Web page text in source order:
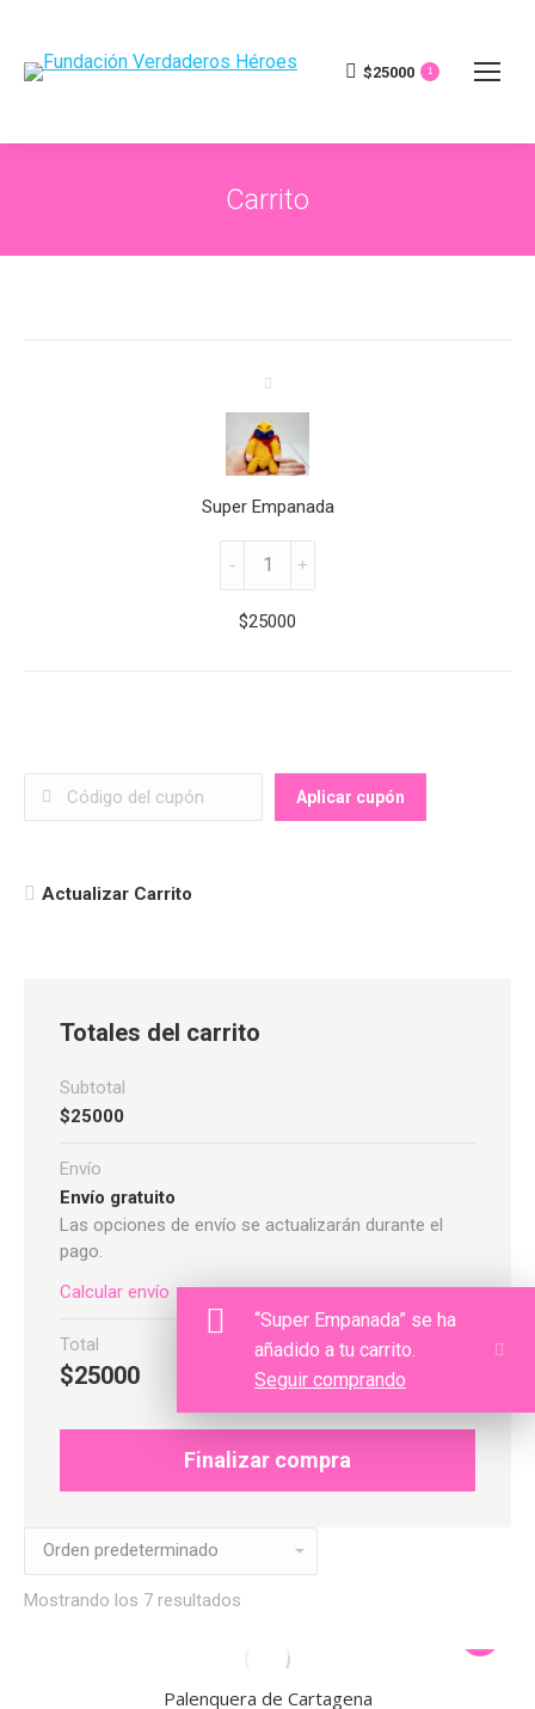
$25000 1
Carrito
“Super Empanada” se ha
añadido a tu carrito.
Seguir comprando
Super Empanada
Empanada
$25000
Aplicar cupón
Totales del carrito
Subtotal
$25000
Envío
Envío gratuito
Las opciones de envío se actualizarán durante el
pago.
Calcular envío
Total
$25000
Finalizar compra
Mostrando los 7 resultados
Palenquera de Cartagena